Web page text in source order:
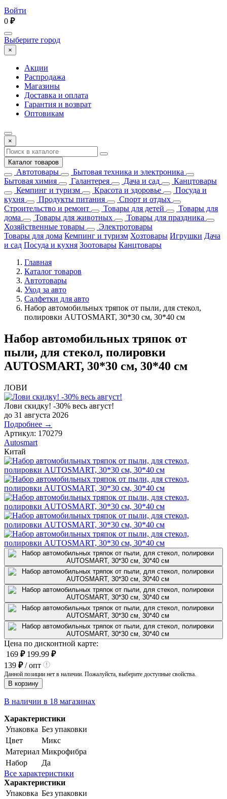
Войти
0 ₽
Выберите город
×
Акции
Распродажа
Магазины
Доставка и оплата
Гарантия и возврат
Оптовикам
×
Каталог товаров
Автотовары
Бытовая техника и электроника
Бытовая химия
Галантерея Дача и сад
Канцтовары
Кемпинг и туризм
Красота и здоровье
Посуда и
кухня
Продукты питания
Спорт и отдых
Строительство и ремонт
Товары для детей
Товары для
дома
Товары для животных
Товары для праздника
Хозяйственные товары
Электротовары
Товары для дома Кемпинг и туризм Хозтовары Игрушки Дача
и сад Посуда и кухня Зоотовары Канцтовары
Главная
Каталог товаров
Автотовары
Уход за авто
Салфетки для авто
Набор автомобильных тряпок от пыли, для стекол,
полировки AUTOSMART, 30*30 см, 30*40 см
Набор автомобильных тряпок от
пыли, для стекол, полировки
AUTOSMART, 30*30 см, 30*40 см
ЛОВИ
Лови скидку! -30% весь август!
до 31 августа 2026
Подробнее →
Артикул: 170279
Autosmart
Китай
Цена по дисконтной карте:
169 ₽ 199.99 ₽
139 ₽/ опт
Данной позиции нет в наличии. Пожалуйста, выберите доступные свойства.
В корзину
В наличии в 18 магазинах
Характеристики
Упаковка Без упаковки
Цвет
Микс
Материал Микрофибра
Набор
Да
Все характеристики
Характеристики
Упаковка Без упаковки